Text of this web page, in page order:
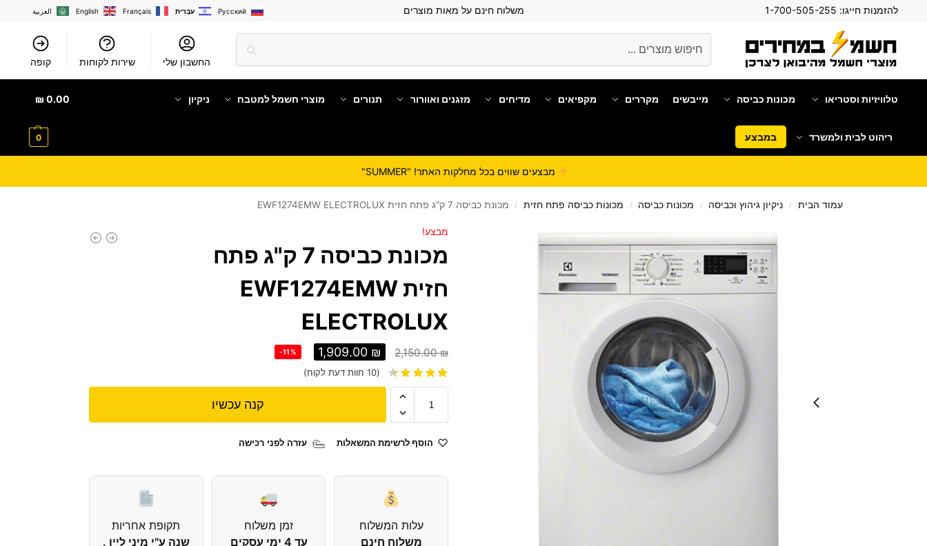
להזמנות חייגו: משלוח חינם על מאות מוצרים العربية English Français עִבְרִית Русский
החשבון שלי שירות לקוחות קופה
טלוויזיות וסטריאו מכונות כביסה מייבשים מקררים מקפיאים מדיחים מזגנים ואוורור תנורים מוצרי חשמל למטבח ניקיון
ריהוט לבית ולמשרד במבצע
0.00
₪
0
מבצעים שווים בכל מחלקות האתר! "SUMMER"
עמוד הבית / ניקיון גיהוץ וכביסה / מכונות כביסה / מכונות כביסה פתח חזית / מכונת כביסה 7 ק"ג פתח חזית EWF1274EMW ELECTROLUX
מבצע!
מכונת כביסה 7 ק"ג פתח
חזית EWF1274EMW
ELECTROLUX
2,150.00₪
1,909.00 ₪
-11%
(
10 חוות דעת לקוח)
קנה עכשיו
הוסף לרשימת המשאלות עזרה לפני רכישה
עלות המשלוח
משלוח חינם
זמן משלוח
עד 4 ימי עסקים
תקופת אחריות
שנה ע"י מיני ליין .